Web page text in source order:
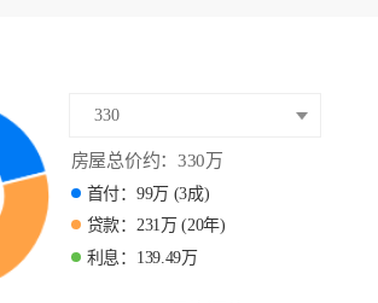
330
房屋总价约： 330 万
首付： 99万 (3成)
贷款： 231 万(20年)
利息： 139.49万